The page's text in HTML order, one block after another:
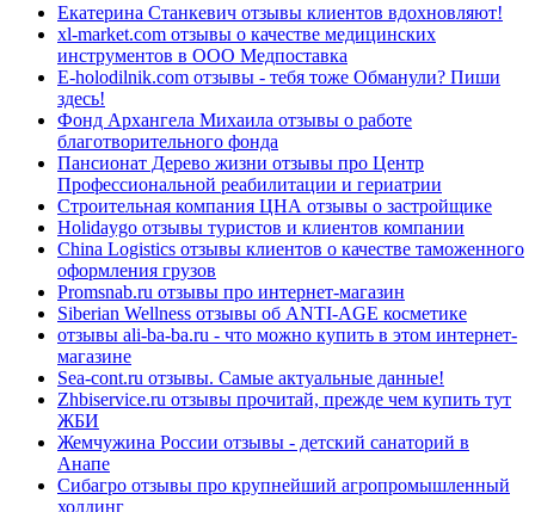
Екатерина Станкевич отзывы клиентов вдохновляют!
xl-market.com отзывы о качестве медицинских
инструментов в ООО Медпоставка
E-holodilnik.com отзывы - тебя тоже Обманули? Пиши
здесь!
Фонд Архангела Михаила отзывы о работе
благотворительного фонда
Пансионат Дерево жизни отзывы про Центр
Профессиональной реабилитации и гериатрии
Строительная компания ЦНА отзывы о застройщике
Holidaygo отзывы туристов и клиентов компании
China Logistics отзывы клиентов о качестве таможенного
оформления грузов
Promsnab.ru отзывы про интернет-магазин
Siberian Wellness отзывы об ANTI-AGE косметике
отзывы ali-ba-ba.ru - что можно купить в этом интернет-
магазине
Sea-cont.ru отзывы. Самые актуальные данные!
Zhbiservice.ru отзывы прочитай, прежде чем купить тут
ЖБИ
Жемчужина России отзывы - детский санаторий в
Анапе
Сибагро отзывы про крупнейший агропромышленный
холдинг